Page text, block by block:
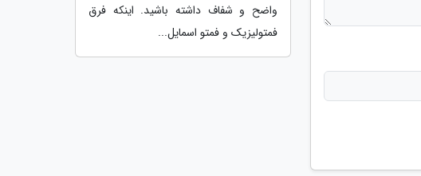
واضح و شفاف داشته باشید. اینکه فرق
فمتولیزیک و فمتو اسمایل...